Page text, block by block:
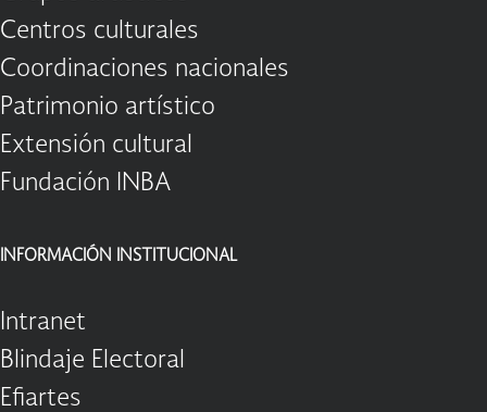
Centros culturales
Coordinaciones nacionales
Patrimonio artístico
Extensión cultural
Fundación INBA
INFORMACIÓN INSTITUCIONAL
Intranet
Blindaje Electoral
Efiartes